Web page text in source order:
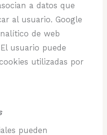
a datos que
al usuario. Google
de web
usuario puede
utilizadas por
pueden